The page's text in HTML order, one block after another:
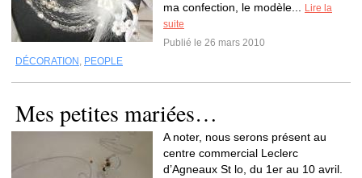
ma confection, le modèle...
Lire la
suite
Publié le 26 mars 2010
DÉCORATION , PEOPLE
Mes petites mariées…
A noter, nous serons présent au
centre commercial Leclerc
d’Agneaux St lo, du 1er au 10 avril.